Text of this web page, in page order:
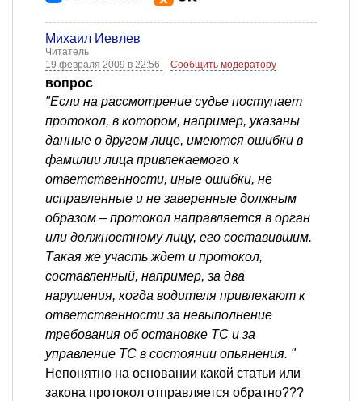
Михаил Иевлев
Читатель
19 февраля 2009 в 22:56
Сообщить модератору
вопрос
"Если на рассмотрение судье поступает
протокол, в котором, например, указаны
данные о другом лице, имеются ошибки в
фамилии лица привлекаемого к
ответственности, иные ошибки, не
исправленные и не заверенные должным
образом – протокол направляется в орган
или должностному лицу, его составившим.
Такая же участь ждет и протокол,
составленный, например, за два
нарушения, когда водителя привлекают к
ответственности за невыполнение
требования об остановке ТС и за
управление ТС в состоянии опьянения. "
Непонятно на основании какой статьи или
закона протокол отправляется обратно???